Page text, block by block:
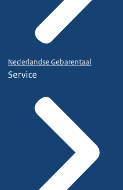
Nederlandse Gebarentaal
Service